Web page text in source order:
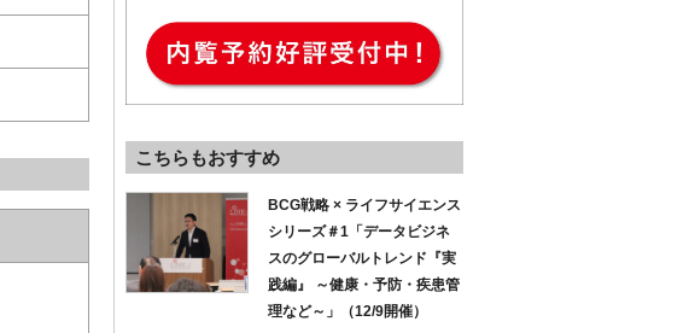
こちらもおすすめ
BCG戦略 × ライフサイエンス
シリーズ＃1「データビジネ
スのグローバルトレンド『実
践編』 ～健康・予防・疾患管
理など～」（12/9開催）